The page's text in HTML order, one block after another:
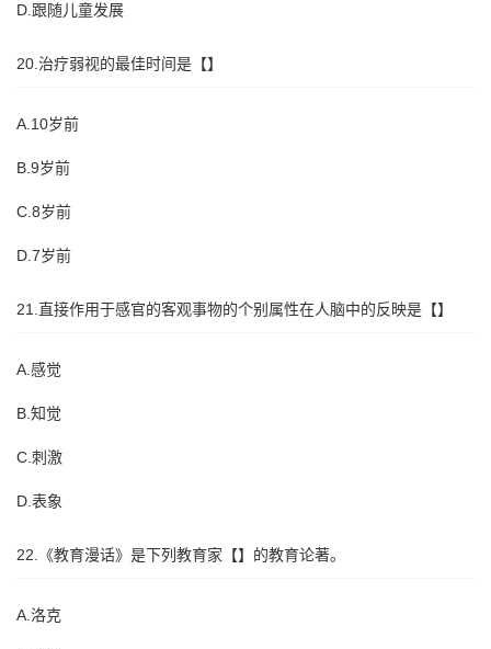
D.跟随儿童发展
20.治疗弱视的最佳时间是【】
A.10岁前
B.9岁前
C.8岁前
D.7岁前
21.直接作用于感官的客观事物的个别属性在人脑中的反映是【】
A.感觉
B.知觉
C.刺激
D.表象
22.《教育漫话》是下列教育家【】的教育论著。
A.洛克